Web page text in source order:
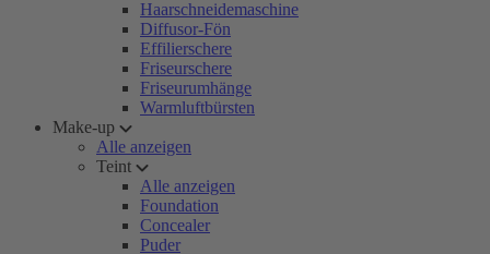
Haarschneidemaschine
Diffusor-Fön
Effilierschere
Friseurschere
Friseurumhänge
Warmluftbürsten
Make-up
Alle anzeigen
Teint
Alle anzeigen
Foundation
Concealer
Puder